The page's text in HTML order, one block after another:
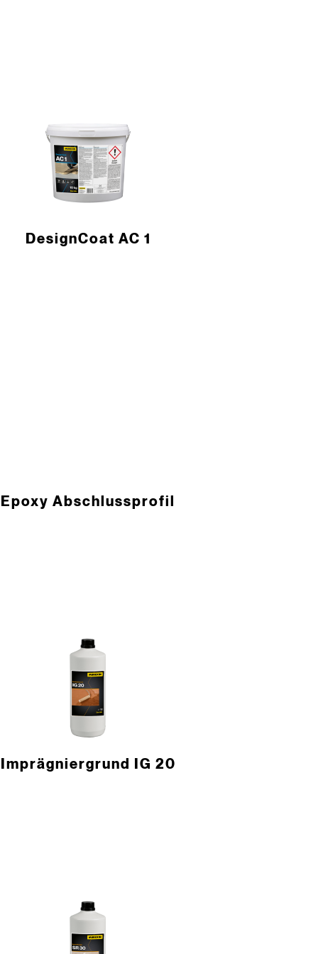
DesignCoat AC 1
Epoxy ­Abschluss­profil
Imprägniergrund IG 20